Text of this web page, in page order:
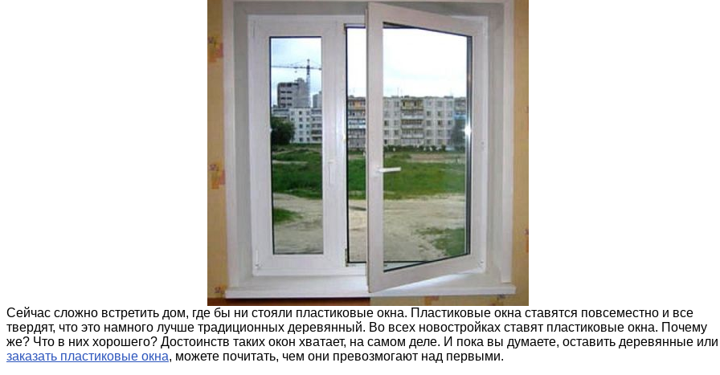
Сейчас сложно встретить дом, где бы ни стояли пластиковые окна. Пластиковые окна ставятся повсеместно и все
твердят, что это намного лучше традиционных деревянный. Во всех новостройках ставят пластиковые окна. Почему
же? Что в них хорошего? Достоинств таких окон хватает, на самом деле. И пока вы думаете, оставить деревянные или
заказать пластиковые окна, можете почитать, чем они превозмогают над первыми.